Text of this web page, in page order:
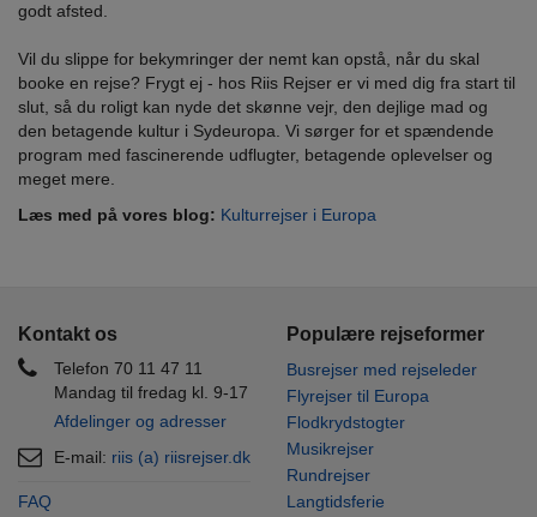
godt afsted.
Vil du slippe for bekymringer der nemt kan opstå, når du skal
booke en rejse? Frygt ej - hos Riis Rejser er vi med dig fra start til
slut, så du roligt kan nyde det skønne vejr, den dejlige mad og
den betagende kultur i Sydeuropa. Vi sørger for et spændende
program med fascinerende udflugter, betagende oplevelser og
meget mere.
Læs med på vores blog: Kulturrejser i Europa
Kontakt os
Telefon 70 11 47 11
Mandag til fredag kl. 9-17
Afdelinger og adresser
E-mail: riis (a) riisrejser.dk
FAQ
Populære rejseformer
Busrejser med rejseleder
Flyrejser til Europa
Flodkrydstogter
Musikrejser
Rundrejser
Langtidsferie